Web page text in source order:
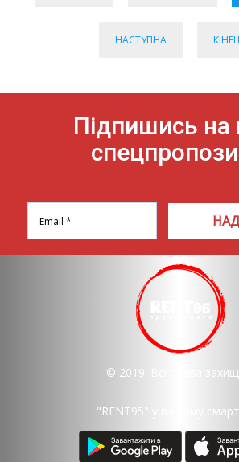
НАСТУПНА
Підпишись на
© 2019. Всі права
"RENT95" у вашому